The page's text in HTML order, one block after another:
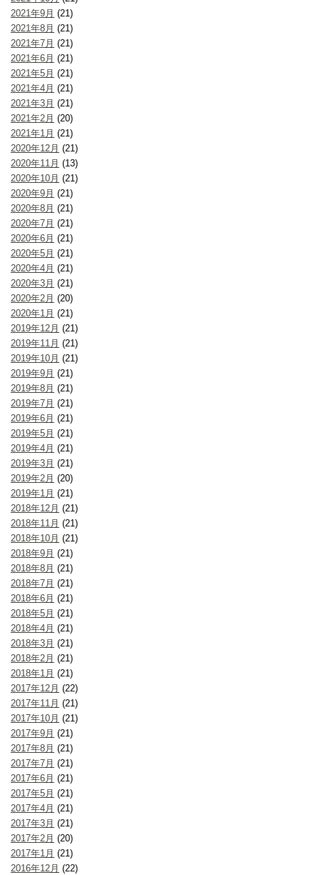
2021年9月 (21)
2021年8月 (21)
2021年7月 (21)
2021年6月 (21)
2021年5月 (21)
2021年4月 (21)
2021年3月 (21)
2021年2月 (20)
2021年1月 (21)
2020年12月 (21)
2020年11月 (13)
2020年10月 (21)
2020年9月 (21)
2020年8月 (21)
2020年7月 (21)
2020年6月 (21)
2020年5月 (21)
2020年4月 (21)
2020年3月 (21)
2020年2月 (20)
2020年1月 (21)
2019年12月 (21)
2019年11月 (21)
2019年10月 (21)
2019年9月 (21)
2019年8月 (21)
2019年7月 (21)
2019年6月 (21)
2019年5月 (21)
2019年4月 (21)
2019年3月 (21)
2019年2月 (20)
2019年1月 (21)
2018年12月 (21)
2018年11月 (21)
2018年10月 (21)
2018年9月 (21)
2018年8月 (21)
2018年7月 (21)
2018年6月 (21)
2018年5月 (21)
2018年4月 (21)
2018年3月 (21)
2018年2月 (21)
2018年1月 (21)
2017年12月 (22)
2017年11月 (21)
2017年10月 (21)
2017年9月 (21)
2017年8月 (21)
2017年7月 (21)
2017年6月 (21)
2017年5月 (21)
2017年4月 (21)
2017年3月 (21)
2017年2月 (20)
2017年1月 (21)
2016年12月 (22)